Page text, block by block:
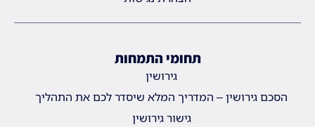
תחומי התמחות
גירושין
הסכם גירושין – המדריך המלא שיסדר לכם את התהליך
גישור גירושין